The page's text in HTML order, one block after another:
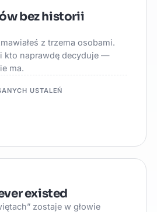
bez historii
z trzema osobami.
kto naprawdę decyduje —
ma.
USTALEŃ
existed
zostaje w głowie